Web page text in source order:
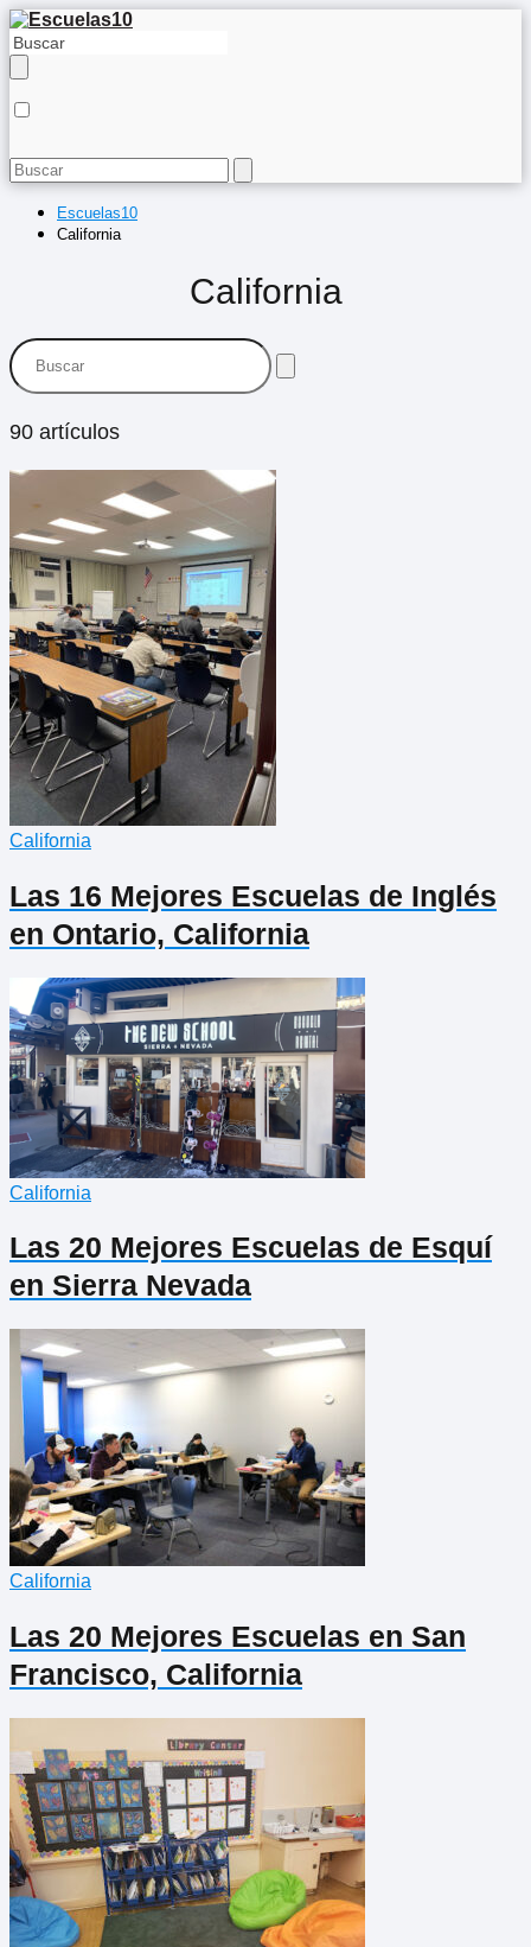
Escuelas10
California
California
90 artículos
California
Las 16 Mejores Escuelas de Inglés
en Ontario, California
California
Las 20 Mejores Escuelas de Esquí
en Sierra Nevada
California
Las 20 Mejores Escuelas en San
Francisco, California